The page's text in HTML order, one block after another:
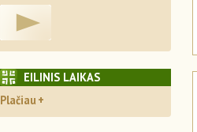
EILINIS LAIKAS
Plačiau